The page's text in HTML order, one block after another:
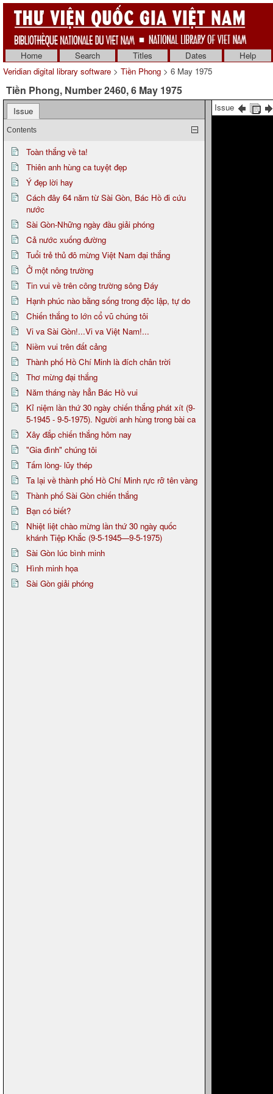
Home Search Titles Dates
Help
Veridian digital library software > Tiền Phong > 6 May 1975
Tiền Phong, Number 2460, 6 May 1975
Issue
Contents
Toàn thắng về ta!
Thiên anh hùng ca tuyệt đẹp
Ý đẹp lời hay
Cách đây 64 năm từ Sài Gòn, Bác Hồ đi cứu
nước
Sài Gòn-Những ngày đầu giải phóng
Cả nước xuống đường
Tuổi trẻ thủ đô mừng Việt Nam đại thắng
Ở một nông trường
Tin vui về trên công trường sông Đáy
Hạnh phúc nào bằng sống trong độc lập, tự do
Chiến thắng to lớn cổ vũ chúng tôi
Vi va Sài Gòn!...Vi va Việt Nam!...
Niềm vui trên đất cảng
Thành phố Hồ Chí Minh là đích chân trời
Thơ mừng đại thắng
Năm tháng này hẳn Bác Hồ vui
Kỉ niệm lần thứ 30 ngày chiến thắng phát xít (9-
5-1945 - 9-5-1975). Người anh hùng trong bài ca
Xây đắp chiến thắng hôm nay
"Gia đình" chúng tôi
Tấm lòng- lũy thép
Ta lại về thành phố Hồ Chí Minh rực rỡ tên vàng
Thành phố Sài Gòn chiến thắng
Bạn có biết?
Nhiệt liệt chào mừng lần thứ 30 ngày quốc
khánh Tiệp Khắc (9-5-1945—9-5-1975)
Sài Gòn lúc bình minh
Hình minh họa
Sài Gòn giải phóng
Issue